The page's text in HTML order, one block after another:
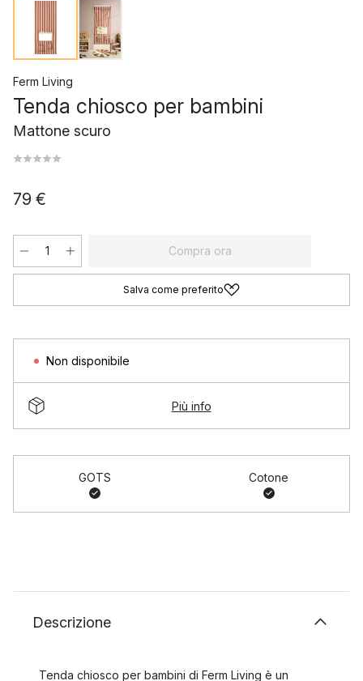
Ferm Living
Tenda chiosco per bambini
Mattone scuro
79 €
Compra ora
Salva come preferito
Non disponibile
Più info
GOTS Cotone
Descrizione
Tenda chiosco per bambini di Ferm Living è un